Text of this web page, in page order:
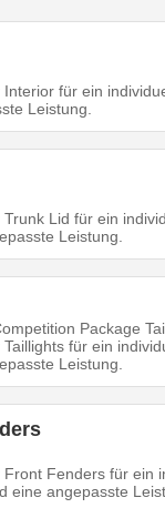
für ein
Leistung.
Lid für ein
Leistung.
Package
für ein
Leistung.
Front Fenders für ein
eine angepasste